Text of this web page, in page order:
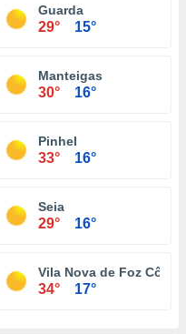
Guarda
29° 15°
Manteigas
30° 16°
Pinhel
33° 16°
Seia
29° 16°
Vila Nova de Foz Côa
34° 17°